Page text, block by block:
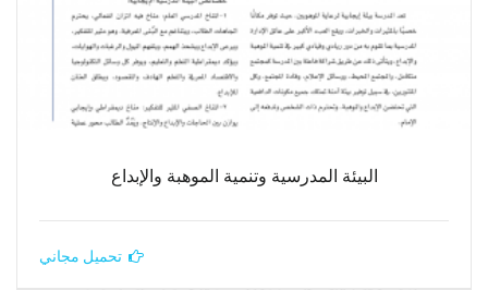
البيئة المدرسية وتنمية الموهبة والإبداع
تحميل مجاني